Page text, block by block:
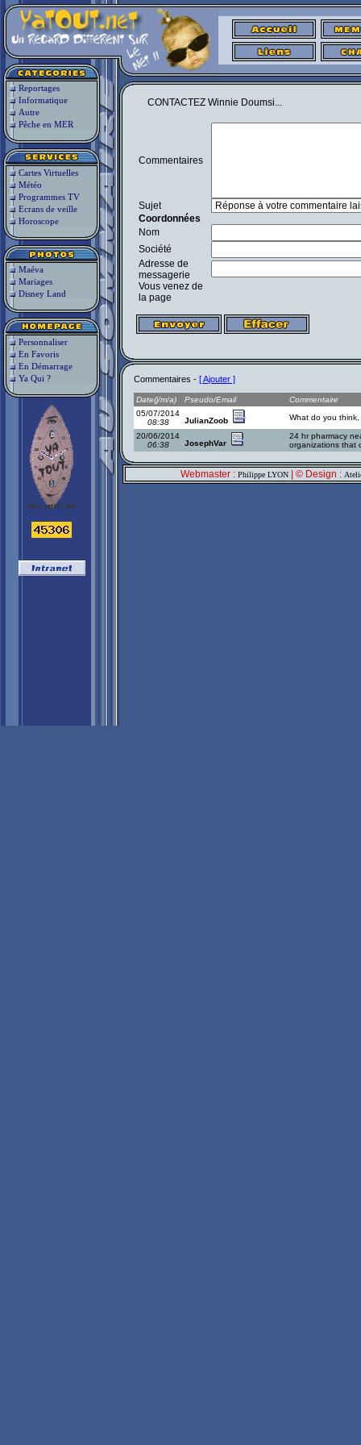
Reportages
Informatique
Autre
Pêche en MER
Cartes Virtuelles
Météo
Programmes TV
Ecrans de veille
Horoscope
Maéva
Mariages
Disney Land
Personnaliser
En Favoris
En Démarrage
Ya Qui ?
CONTACTEZ Winnie Doumsi...
Commentaires
Sujet
Coordonnées
Nom
Société
Adresse de
messagerie
Vous venez de
la page
Commentaires - [ Ajouter ]
Date(j/m/a) Pseudo/Email
Commentaire
05/07/2014
08:38
JulianZoob What do you think,
20/06/2014
06:38
JosephVar
24 hr pharmacy
organizations that
Webmaster : Philippe LYON | © Design :